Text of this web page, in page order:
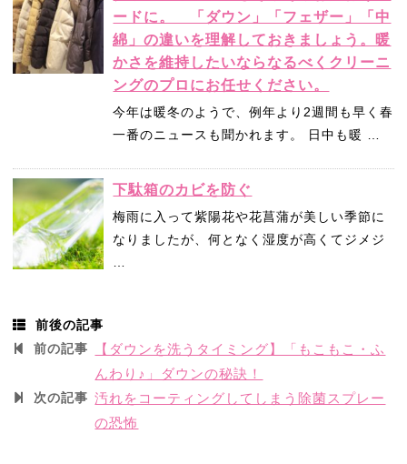
ードに。 「ダウン」「フェザー」「中
綿」の違いを理解しておきましょう。暖
かさを維持したいならなるべくクリーニ
ングのプロにお任せください。
今年は暖冬のようで、例年より2週間も早く春
一番のニュースも聞かれます。 日中も暖 …
下駄箱のカビを防ぐ
梅雨に入って紫陽花や花菖蒲が美しい季節に
なりましたが、何となく湿度が高くてジメジ
前後の記事
前の記事
【ダウンを洗うタイミング】「もこもこ・ふ
んわり♪」ダウンの秘訣！
次の記事 汚れをコーティングしてしまう除菌スプレー
の恐怖